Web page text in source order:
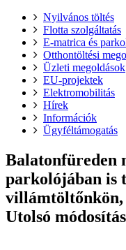
Nyilvános töltés
Flotta szolgáltatás
E-matrica és
Otthontöltési
Üzleti megoldások
EU-projektek
Elektromobilitás
Hírek
Információk
Ügyféltámogatás
Balatonfüreden
parkolójában is
villámtöltőnkön,
Utolsó